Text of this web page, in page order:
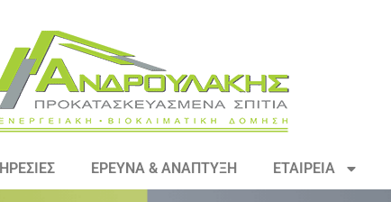
ΕΡΕΥΝΑ & ΑΝΑΠΤΥΞΗ ΕΤΑΙΡΕΙΑ